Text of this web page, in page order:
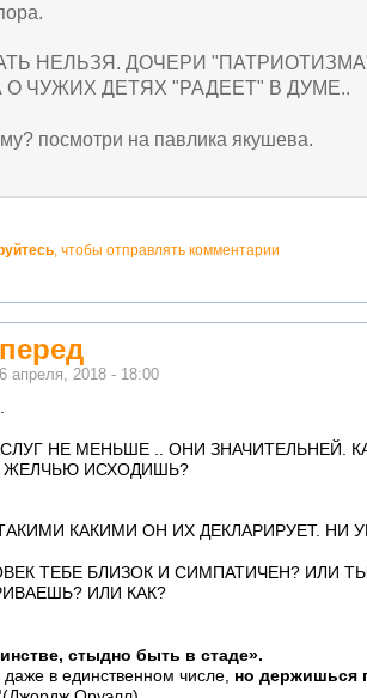
НЕЛЬЗЯ. ДОЧЕРИ
ЧУЖИХ ДЕТЯХ "РАДЕЕТ" В ДУМЕ..
посмотри на павлика якушева.
, чтобы отправлять комментарии
6 апреля, 2018 - 18:00
НЕ МЕНЬШЕ .. ОНИ ЗНАЧИТЕЛЬНЕЙ.
ЖЕЛЧЬЮ ИСХОДИШЬ?
КАКИМИ ОН ИХ ДЕКЛАРИРУЕТ. НИ
ТЕБЕ БЛИЗОК И СИМПАТИЧЕН? ИЛИ
ИЛИ КАК?
стыдно быть в стаде».
даже в единственном числе, но держишься